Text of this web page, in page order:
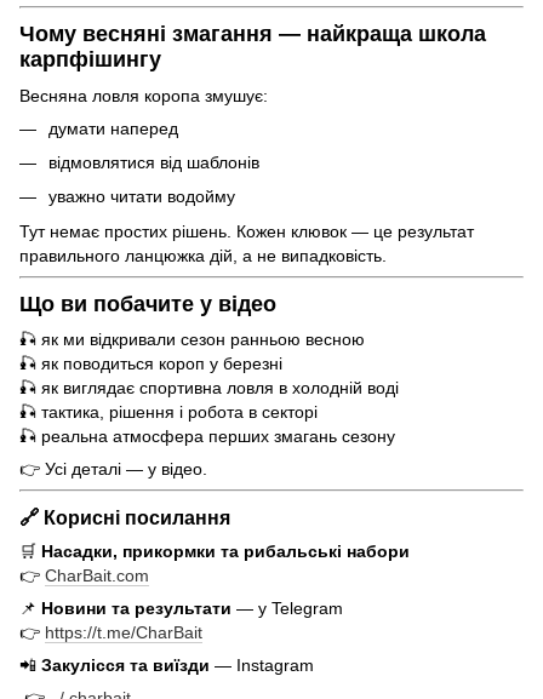
Чому весняні змагання — найкраща школа
карпфішингу
Весняна ловля коропа змушує:
думати наперед
відмовлятися від шаблонів
уважно читати водойму
Тут немає простих рішень. Кожен клювок — це результат
правильного ланцюжка дій, а не випадковість.
Що ви побачите у відео
🎣 як ми відкривали сезон ранньою весною
🎣 як поводиться короп у березні
🎣 як виглядає спортивна ловля в холодній воді
🎣 тактика, рішення і робота в секторі
🎣 реальна атмосфера перших змагань сезону
👉 Усі деталі — у відео.
🔗 Корисні посилання
🛒 Насадки, прикормки та рибальські набори
👉 CharBait.com
📌 Новини та результати — у Telegram
👉 https://t.me/CharBait
📲 Закулісся та виїзди — Instagram